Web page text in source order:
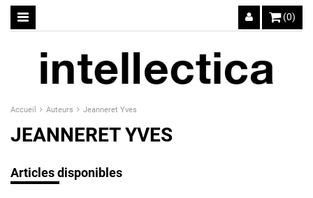
(0)
Accueil Auteurs Jeanneret Yves
JEANNERET YVES
Articles disponibles